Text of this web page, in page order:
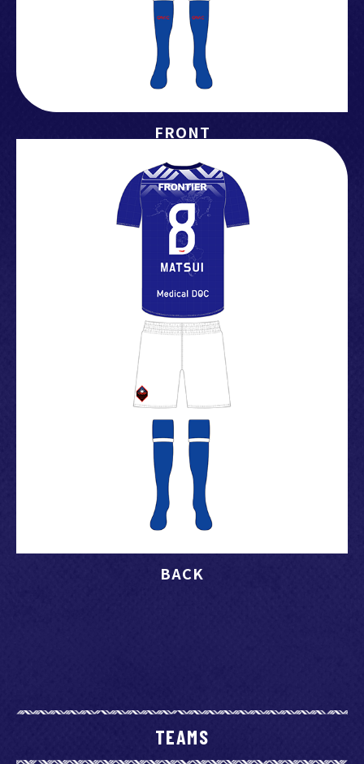
12/15(日)「松井大輔引退試合 -Le dernier dribble-」ユニ
2024.10.11
12/15(日)「松井大輔引退試合 -Le dernier dribble-」特設
12/15(日)「松井大輔引退試合 -Le dernier dribble-」大会
エンブレム・ユニフォームデザイン決定！「the
Apartment」がデザイン監修
12/15(日)「松井大輔引退試合 -Le dernier dribble-」特設
サイトを更新・キービジュアル決定！
12/15(日)「松井大輔引退試合 -Le dernier dribble-」チケ
ット販売に関するお知らせ
FRONT
BACK
TEAMS